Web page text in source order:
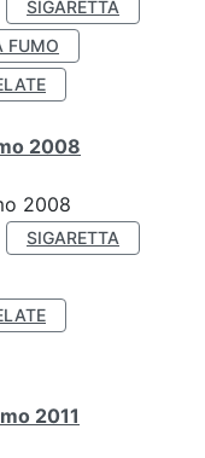
SIGARETTA
FUMO
2008
2008
SIGARETTA
2011